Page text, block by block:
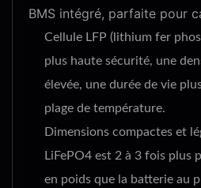
BMS intégré, parfaite pour
Cellule LFP (lithium fer
plus haute sécurité, une
élevée, une durée de vie
plage de température.
Dimensions compactes et
LiFePO4 est 2 à 3 fois plus
en poids que la batterie au